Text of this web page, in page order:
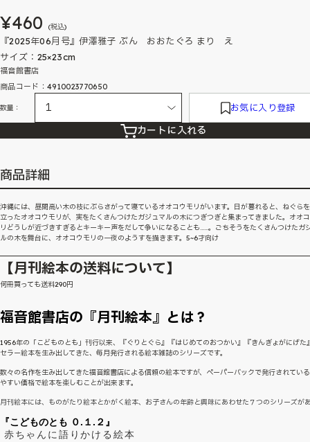
¥460 (税込)
『2025年06月号』伊澤雅子 ぶん おおたぐろ まり え
サイズ：25×23cm
福音館書店
商品コード：4910023770650
数量： お気に入り登録
カートに入れる
商品詳細
沖縄には、昼間高い木の枝にぶらさがって寝ているオオコウモリがいます。日が暮れると、ねぐら
立ったオオコウモリが、実をたくさんつけたガジュマルの木につぎつぎと集まってきました。オオ
リどうしが近づきすぎるとキーキー声をだして争いになることも……。ごちそうをたくさんつけたガ
ルの木を舞台に、オオコウモリの一夜のようすを描きます。5~6才向け
【月刊絵本の送料について】
何冊買っても送料290円
福音館書店の『月刊絵本』とは？
1956年の「こどものとも」刊行以来、『ぐりとぐら』『はじめてのおつかい』『きんぎょがにげた
セラー絵本を生み出してきた、毎月発行される絵本雑誌のシリーズです。
数々の名作を生み出してきた福音館書店による信頼の絵本ですが、ペーパーバックで発行されてい
やすい価格で絵本を楽しむことが出来ます。
月刊絵本には、ものがたり絵本とかがく絵本、お子さんの年齢と興味にあわせた７つのシリーズが
『こどものとも ０.１.２』
赤ちゃんに語りかける絵本